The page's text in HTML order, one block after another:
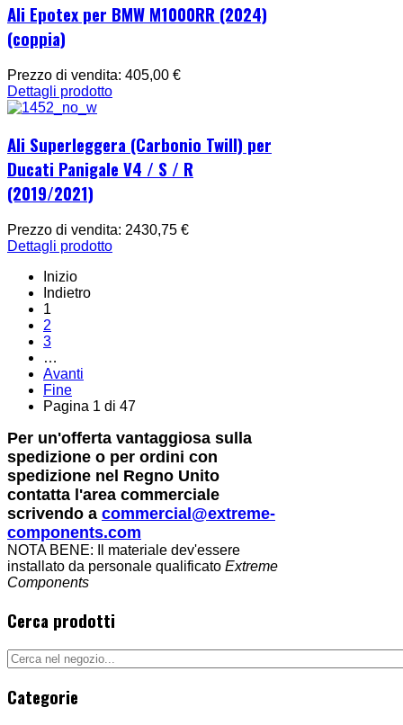
Ali Epotex per BMW M1000RR (2024)
(coppia)
Prezzo di vendita: 405,00 €
Dettagli prodotto
Ali Superleggera (Carbonio Twill) per
Ducati Panigale V4 / S / R
(2019/2021)
Prezzo di vendita: 2430,75 €
Dettagli prodotto
Inizio
Indietro
1
2
3
…
Avanti
Fine
Pagina 1 di 47
Per un'offerta vantaggiosa sulla
spedizione o per ordini con
spedizione nel Regno Unito
contatta l'area commerciale
scrivendo a commercial@extreme-
components.com
NOTA BENE: Il materiale dev'essere
installato da personale qualificato Extreme
Components
Cerca prodotti
Categorie